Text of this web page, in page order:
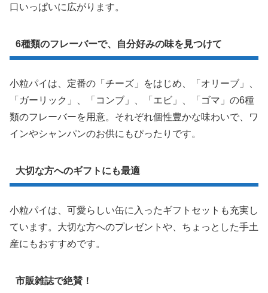
口いっぱいに広がります。
6種類のフレーバーで、自分好みの味を見つけて
小粒パイは、定番の「チーズ」をはじめ、「オリーブ」、
「ガーリック」、「コンブ」、「エビ」、「ゴマ」の6種
類のフレーバーを用意。それぞれ個性豊かな味わいで、ワ
インやシャンパンのお供にもぴったりです。
大切な方へのギフトにも最適
小粒パイは、可愛らしい缶に入ったギフトセットも充実し
ています。大切な方へのプレゼントや、ちょっとした手土
産にもおすすめです。
市販雑誌で絶賛！